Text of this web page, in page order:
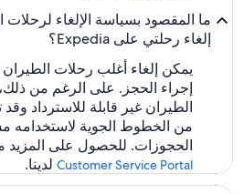
ما المقصود بسياسة الإلغاء
إلغاء رحلتي على Expedia؟
إجراء الحجز. على الرغم من
الطيران غير قابلة للاسترداد
من الخطوط الجوية لاستخدامه
الحجوزات. للحصول على المزيد
Customer Service Portal لدينا.